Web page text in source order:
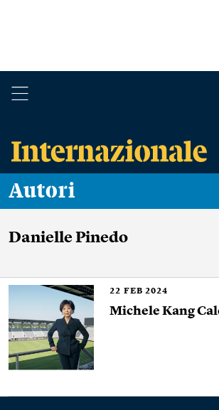
Autori
Danielle Pinedo
22 FEB 2024
Michele Kang